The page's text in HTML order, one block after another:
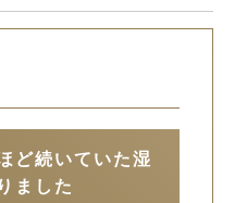
ど続いていた湿
ました